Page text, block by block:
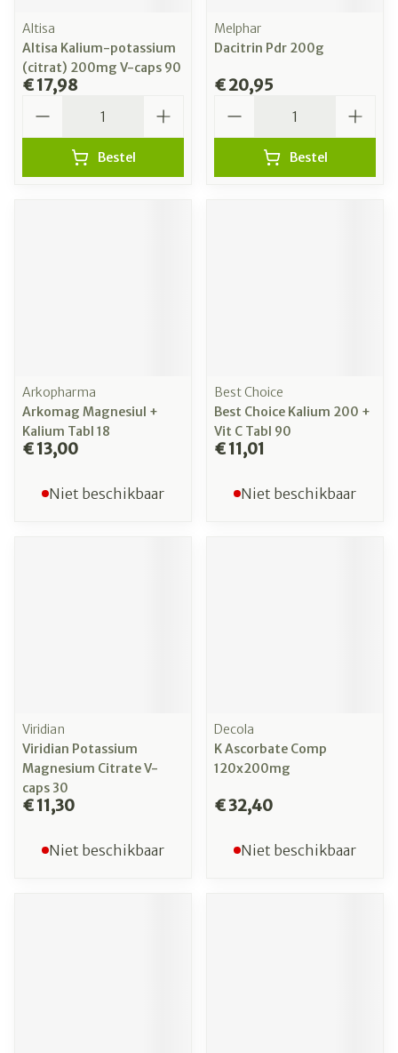
Altisa
Altisa Kalium-potassium
(citrat) 200mg V-caps 90
€ 17,98
Bestel
Melphar
Dacitrin Pdr 200g
€ 20,95
Bestel
Arkopharma
Arkomag Magnesiul +
Kalium Tabl 18
€ 13,00
Niet beschikbaar
Best Choice
Best Choice Kalium 200 +
Vit C Tabl 90
€ 11,01
Niet beschikbaar
Viridian
Viridian Potassium
Magnesium Citrate V-
caps 30
€ 11,30
Niet beschikbaar
Decola
K Ascorbate Comp
120x200mg
€ 32,40
Niet beschikbaar